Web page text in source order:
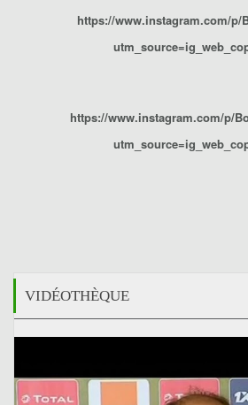
https://www.instagram.com/p/
https://www.instagram.com/p/
VIDÉOTHÈQUE